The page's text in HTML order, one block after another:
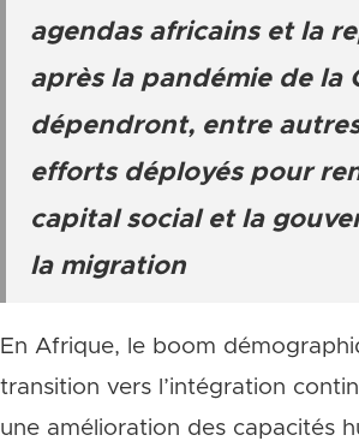
agendas africains et la
après la pandémie de la
dépendront, entre
efforts déployés pour
capital social et la
la migration
En Afrique, le boom
transition vers l’intégration
une amélioration des capacités